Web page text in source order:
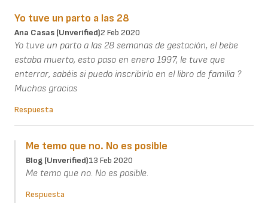
Yo tuve un parto a las 28
Ana Casas (unverified)2 Feb 2020
Yo tuve un parto a las 28 semanas de gestación, el bebe
estaba muerto, esto paso en enero 1997, le tuve que
enterrar, sabéis si puedo inscribirlo en el libro de familia ?
Muchas gracias
Respuesta
Me temo que no. No es posible
Blog (unverified)13 Feb 2020
Me temo que no. No es posible.
Respuesta